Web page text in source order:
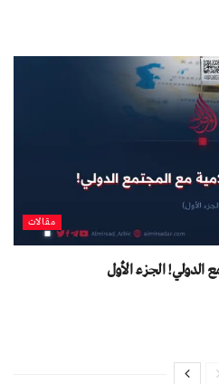
مقالات
الدولي! الجزء الأول